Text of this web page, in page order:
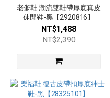
老爹鞋 潮流雙鞋帶厚底真皮
休閒鞋-黑【2920816】
NT$1,488
NT$2,390